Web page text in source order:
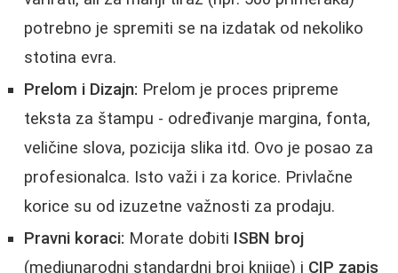
potrebno je spremiti se na izdatak od nekoliko
stotina evra.
Prelom i Dizajn: Prelom je proces pripreme
teksta za štampu - određivanje margina, fonta,
veličine slova, pozicija slika itd. Ovo je posao za
profesionalca. Isto važi i za korice. Privlačne
korice su od izuzetne važnosti za prodaju.
Pravni koraci: Morate dobiti ISBN broj
(medjunarodni standardni broj knjige) i CIP zapis